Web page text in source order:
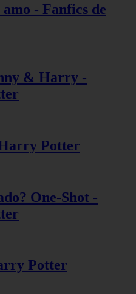
- Fanfics de
& Harry -
Potter
One-Shot -
Potter